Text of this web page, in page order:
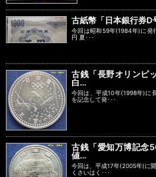
古紙幣「日本銀行券
今回は昭和59年(1984年)に
円 夏･･･
古銭「長野オリンピ
白…
今回は、平成10年(1998年)に
を記念して発･･･
古銭「愛知万博記念
値…
今回は、平成17年(2005年)に
くさいはく･･･